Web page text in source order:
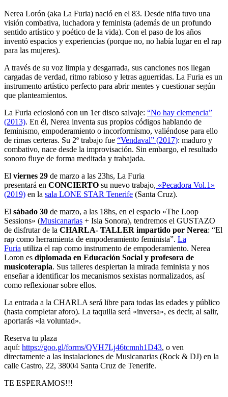
Nerea Lorón (aka La Furia) nació en el 83. Desde niña tuvo una
visión combativa, luchadora y feminista (además de un profundo
sentido artístico y poético de la vida). Con el paso de los años
inventó espacios y experiencias (porque no, no había lugar en el rap
para las mujeres).
A través de su voz limpia y desgarrada, sus canciones nos llegan
cargadas de verdad, ritmo rabioso y letras aguerridas. La Furia es un
instrumento artístico perfecto para abrir mentes y cuestionar según
que planteamientos.
La Furia eclosionó con un 1er disco salvaje: “No hay clemencia”
(2013). En él, Nerea inventa sus propios códigos hablando de
feminismo, empoderamiento o incorformismo, valiéndose para ello
de rimas certeras. Su 2º trabajo fue “Vendaval” (2017): maduro y
combativo, nace desde la improvisación. Sin embargo, el resultado
sonoro fluye de forma meditada y trabajada.
El viernes 29 de marzo a las 23hs, La Furia
presentará en CONCIERTO su nuevo trabajo, «Pecadora Vol.1»
(2019) en la sala LONE STAR Tenerife (Santa Cruz).
El sábado 30 de marzo, a las 18hs, en el espacio «The Loop
Sessions» (Musicanarias + Isla Sonora), tendremos el GUSTAZO
de disfrutar de la CHARLA- TALLER impartido por Nerea: “El
rap como herramienta de empoderamiento feminista”. La
Furia utiliza el rap como instrumento de empoderamiento. Nerea
Loron es diplomada en Educación Social y profesora de
musicoterapia. Sus talleres despiertan la mirada feminista y nos
enseñar a identificar los mecanismos sexistas normalizados, así
como reflexionar sobre ellos.
La entrada a la CHARLA será libre para todas las edades y público
(hasta completar aforo). La taquilla será «inversa», es decir, al salir,
aportarás «la voluntad».
Reserva tu plaza
aquí: https://goo.gl/forms/QVH7Lj46tcmnh1D43, o ven
directamente a las instalaciones de Musicanarias (Rock & DJ) en la
calle Castro, 22, 38004 Santa Cruz de Tenerife.
TE ESPERAMOS!!!